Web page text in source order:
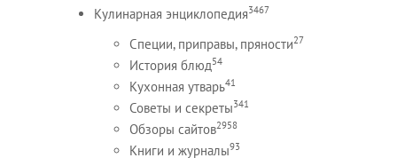
Кулинарная энциклопедия3467
Специи, приправы, пряности27
История блюд54
Кухонная утварь41
Советы и секреты341
Обзоры сайтов2958
Книги и журналы93